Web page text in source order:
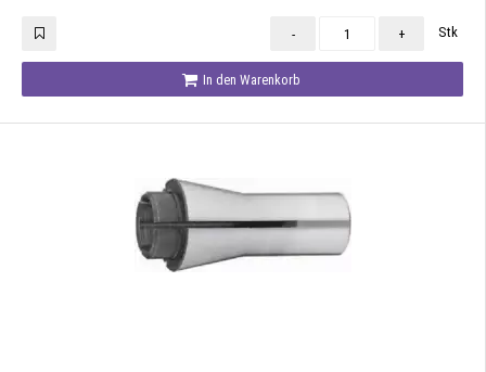
- + Stk
In den Warenkorb